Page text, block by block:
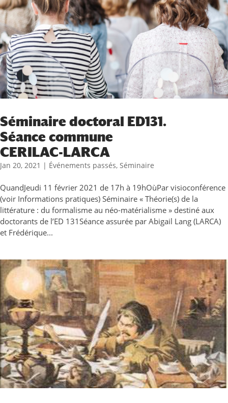
Séminaire doctoral ED131.
Séance commune
CERILAC-LARCA
Jan 20, 2021 | Événements passés, Séminaire
QuandJeudi 11 février 2021 de 17h à 19hOùPar visioconférence
(voir Informations pratiques) Séminaire « Théorie(s) de la
littérature : du formalisme au néo-matérialisme » destiné aux
doctorants de l’ED 131Séance assurée par Abigail Lang (LARCA)
et Frédérique...